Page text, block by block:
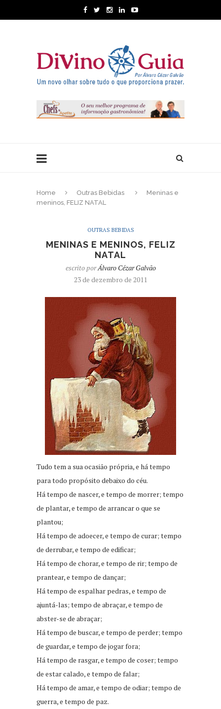
Home Outras Bebidas
Meninas e
meninos, FELIZ NATAL
OUTRAS BEBIDAS
MENINAS E MENINOS, FELIZ
NATAL
escrito porÁlvaro Cézar Galvão
23 de dezembro de 2011
Tudo tem a sua ocasião própria, e há tempo
para todo propósito debaixo do céu.
Há tempo de nascer, e tempo de morrer; tempo
de plantar, e tempo de arrancar o que se
plantou;
Há tempo de adoecer, e tempo de curar; tempo
de derrubar, e tempo de edificar;
Há tempo de chorar, e tempo de rir; tempo de
prantear, e tempo de dançar;
Há tempo de espalhar pedras, e tempo de
ajuntá-las; tempo de abraçar, e tempo de
abster-se de abraçar;
Há tempo de buscar, e tempo de perder; tempo
de guardar, e tempo de jogar fora;
Há tempo de rasgar, e tempo de coser; tempo
de estar calado, e tempo de falar;
Há tempo de amar, e tempo de odiar; tempo de
guerra, e tempo de paz.